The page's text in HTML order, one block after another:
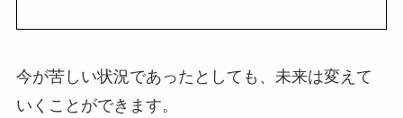
今が苦しい状況であったとしても、未来は変えて
いくことができます。